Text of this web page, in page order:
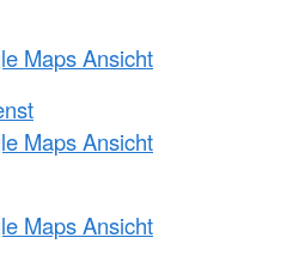
Maps Ansicht
Maps Ansicht
Maps Ansicht